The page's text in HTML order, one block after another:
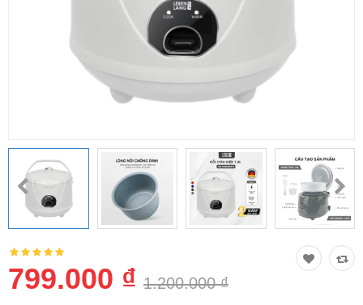
Thương hiệu
So sánh Yêu thích (0)
Hotline: 0816 505 655
Tải App SanHangRe nhận Quà
799.000 ₫ 1.200.000 ₫